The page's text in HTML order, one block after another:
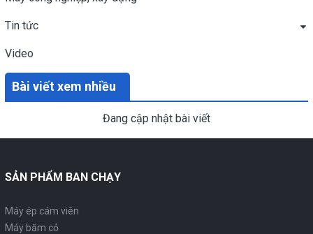
Tin tức
Video
Bài viết xem nhiều
Đang cập nhật bài viết
SẢN PHẨM BAN CHẠY
Máy ép cám viên
Máy băm cỏ